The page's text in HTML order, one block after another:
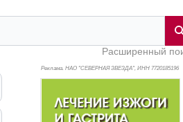
Расширенный
Реклама. НАО "СЕВЕРНАЯ ЗВЕЗДА", ИНН 7720185196